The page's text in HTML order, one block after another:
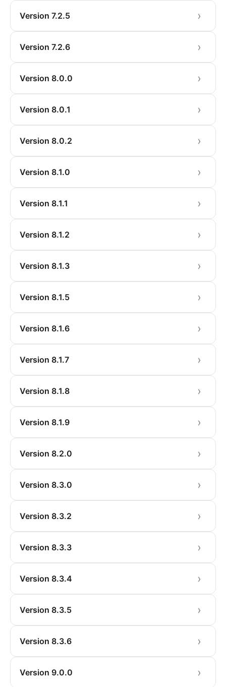
Version 7.2.5
Version 7.2.6
Version 8.0.0
Version 8.0.1
Version 8.0.2
Version 8.1.0
Version 8.1.1
Version 8.1.2
Version 8.1.3
Version 8.1.5
Version 8.1.6
Version 8.1.7
Version 8.1.8
Version 8.1.9
Version 8.2.0
Version 8.3.0
Version 8.3.2
Version 8.3.3
Version 8.3.4
Version 8.3.5
Version 8.3.6
Version 9.0.0